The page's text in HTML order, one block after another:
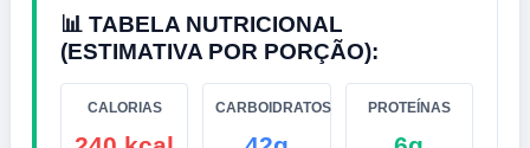
📊 TABELA NUTRICIONAL
(ESTIMATIVA POR PORÇÃO):
CALORIAS CARBOIDRATOS PROTEÍNAS